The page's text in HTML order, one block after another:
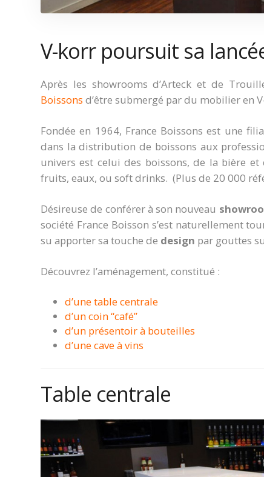
V-korr poursuit sa
Après les showrooms d’Arteck et de
Boissons d’être submergé par du mobilier en
Fondée en 1964, France Boissons est une
dans la distribution de boissons aux
univers est celui des boissons, de la bière
fruits, eaux, ou soft drinks. (Plus de 20 000
Désireuse de conférer à son nouveau
société France Boisson s’est naturellement
su apporter sa touche de design par gouttes
Découvrez l’aménagement, constitué :
d’une table centrale
d’un coin “café”
d’un présentoir à bouteilles
d’une cave à vins
Table centrale